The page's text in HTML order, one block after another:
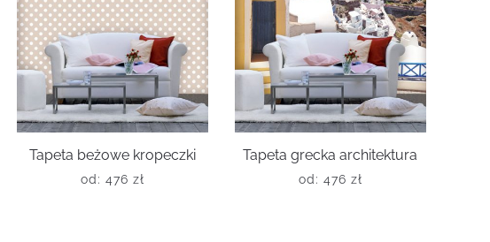
Tapeta beżowe kropeczki
od: 476 zł
Tapeta grecka architektura
od: 476 zł